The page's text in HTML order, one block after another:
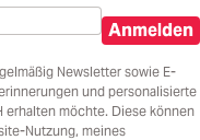
Anmelden
Newsletter sowie E-
und personalisierte
erhalten möchte. Diese können
Nutzung, meines